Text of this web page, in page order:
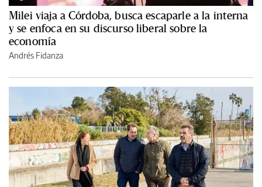
Milei viaja a Córdoba, busca escaparle a la interna
y se enfoca en su discurso liberal sobre la
economía
Andrés Fidanza